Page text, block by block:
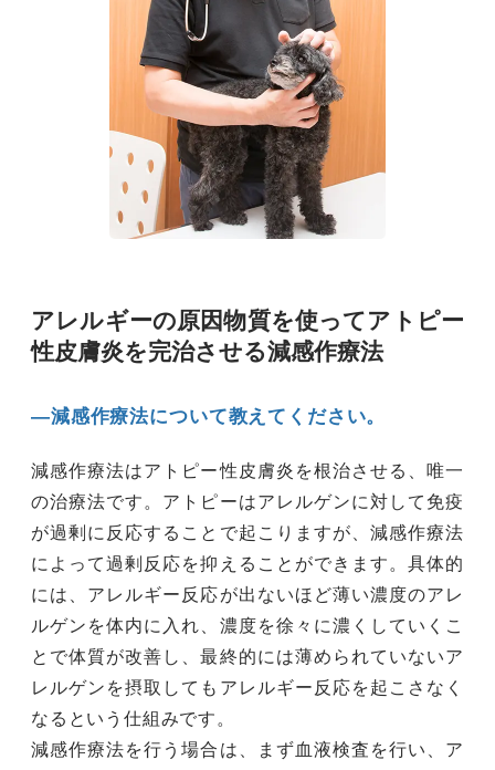
アレルギーの原因物質を使ってアトピー
性皮膚炎を完治させる減感作療法
―減感作療法について教えてください。
減感作療法はアトピー性皮膚炎を根治させる、唯一
の治療法です。アトピーはアレルゲンに対して免疫
が過剰に反応することで起こりますが、減感作療法
によって過剰反応を抑えることができます。具体的
には、アレルギー反応が出ないほど薄い濃度のアレ
ルゲンを体内に入れ、濃度を徐々に濃くしていくこ
とで体質が改善し、最終的には薄められていないア
レルゲンを摂取してもアレルギー反応を起こさなく
なるという仕組みです。
減感作療法を行う場合は、まず血液検査を行い、ア